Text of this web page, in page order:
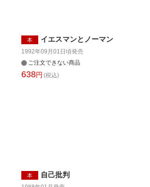
本 イエスマンとノーマン
1992年09月01日頃発売
ご注文できない商品
638円 (税込)
本 自己批判